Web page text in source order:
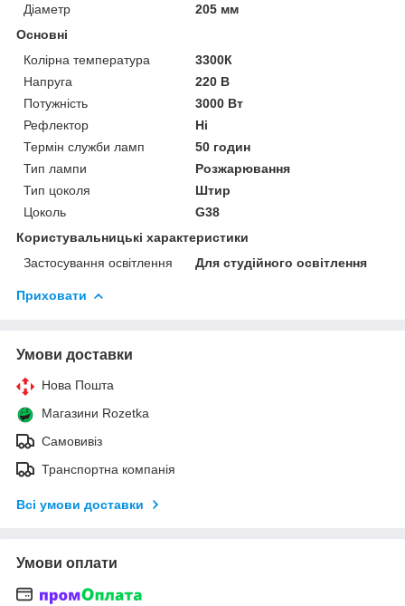
Діаметр
205 мм
Основні
Колірна температура
3300К
Напруга
220 В
Потужність
3000 Вт
Рефлектор
Ні
Термін служби ламп
50 годин
Тип лампи
Розжарювання
Тип цоколя
Штир
Цоколь
G38
Користувальницькі характеристики
Застосування освітлення
Для студійного освітлення
Приховати
Умови доставки
Нова Пошта
Магазини Rozetka
Самовивіз
Транспортна компанія
Всі умови доставки
Умови оплати